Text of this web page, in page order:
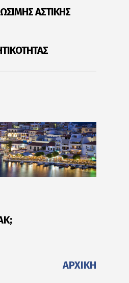
ΑΣΤΙΚΗΣ
ΤΑ ΣΒΑΚ;
ΑΡΧΙΚΗ